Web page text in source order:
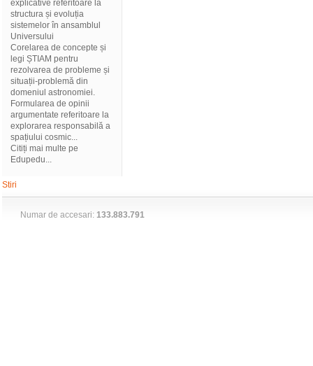
explicative referitoare la
structura și evoluția
sistemelor în ansamblul
Universului
Corelarea de concepte și
legi ȘTIAM pentru
rezolvarea de probleme și
situații-problemă din
domeniul astronomiei.
Formularea de opinii
argumentate referitoare la
explorarea responsabilă a
spațiului cosmic...
Citiți mai multe pe
Edupedu...
Stiri
Numar de accesari: 133.883.791